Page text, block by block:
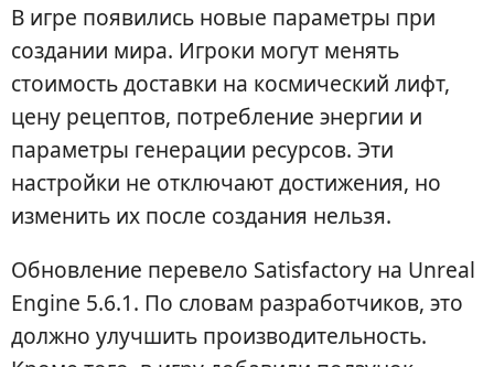
В игре появились новые параметры при
создании мира. Игроки могут менять
стоимость доставки на космический лифт,
цену рецептов, потребление энергии и
параметры генерации ресурсов. Эти
настройки не отключают достижения, но
изменить их после создания нельзя.
Обновление перевело Satisfactory на Unreal
Engine 5.6.1. По словам разработчиков, это
должно улучшить производительность.